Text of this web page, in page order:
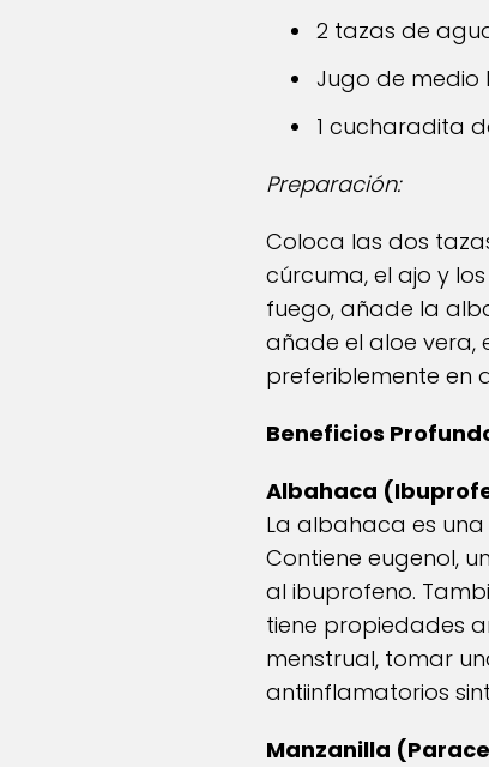
2 tazas de
Jugo de medio
1 cucharadita
Preparación:
Coloca las dos
cúrcuma, el ajo y
fuego, añade la
añade el aloe vera,
preferiblemente en
Beneficios
Albahaca
La albahaca es
Contiene eugenol,
al ibuprofeno.
tiene propiedades
menstrual, tomar
antiinflamatorios
Manzanilla